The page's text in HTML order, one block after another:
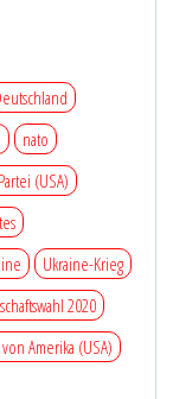
nato
(USA)
Ukraine-Krieg
2020
Amerika (USA)